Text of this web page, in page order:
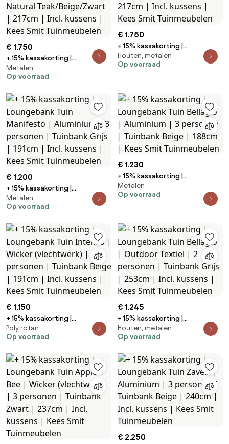
€ 1.750
+ 15% kassakorting |
Loungebank Tuin Apple Bee |
Aluminium | 3 personen |
Teak/Beige/Zwart | 217cm | Incl.
kussens | Kees Smit
Tuinmeubelen
Metalen
Op voorraad
€ 1.750
+ 15% kassakorting |
Loungebank Tuin Apple Bee |
Aluminium | 3 personen |
Tuinmeubelen
Houten, metalen
Op voorraad
€ 1.200
+ 15% kassakorting |
Loungebank Tuin Manifesto |
Aluminium | 3 personen |
kussens | Kees Smit
Tuinmeubelen
Metalen
Op voorraad
€ 1.230
+ 15% kassakorting |
Loungebank Tuin Bellagio |
Aluminium | 3 personen |
Tuinbank Beige | 188cm | Kees
Metalen
Op voorraad
€ 1.150
+ 15% kassakorting |
Loungebank Tuin Intenso |
Wicker (vlechtwerk) | 3
191cm | Incl. kussens | Kees Smit
Tuinmeubelen
Poly rotan
Op voorraad
€ 1.245
+ 15% kassakorting |
Loungebank Tuin Bellagio |
Outdoor Textiel | 2 personen |
kussens | Kees Smit
Tuinmeubelen
Houten, metalen
Op voorraad
€ 2.250